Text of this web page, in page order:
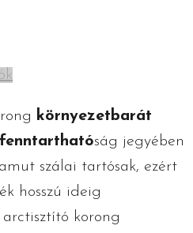
környezetbarát
fenntarthatóság jegyében
szálai tartósak, ezért
hosszú ideig
korong